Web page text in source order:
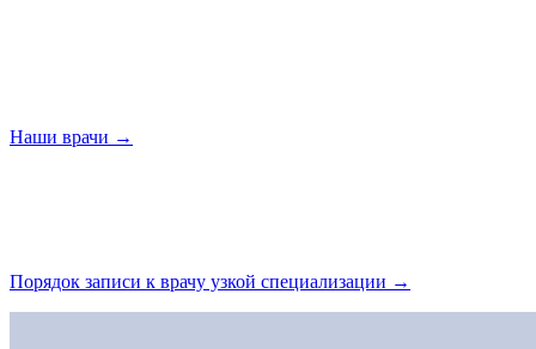
Наши врачи →
Порядок записи к врачу узкой специализации →